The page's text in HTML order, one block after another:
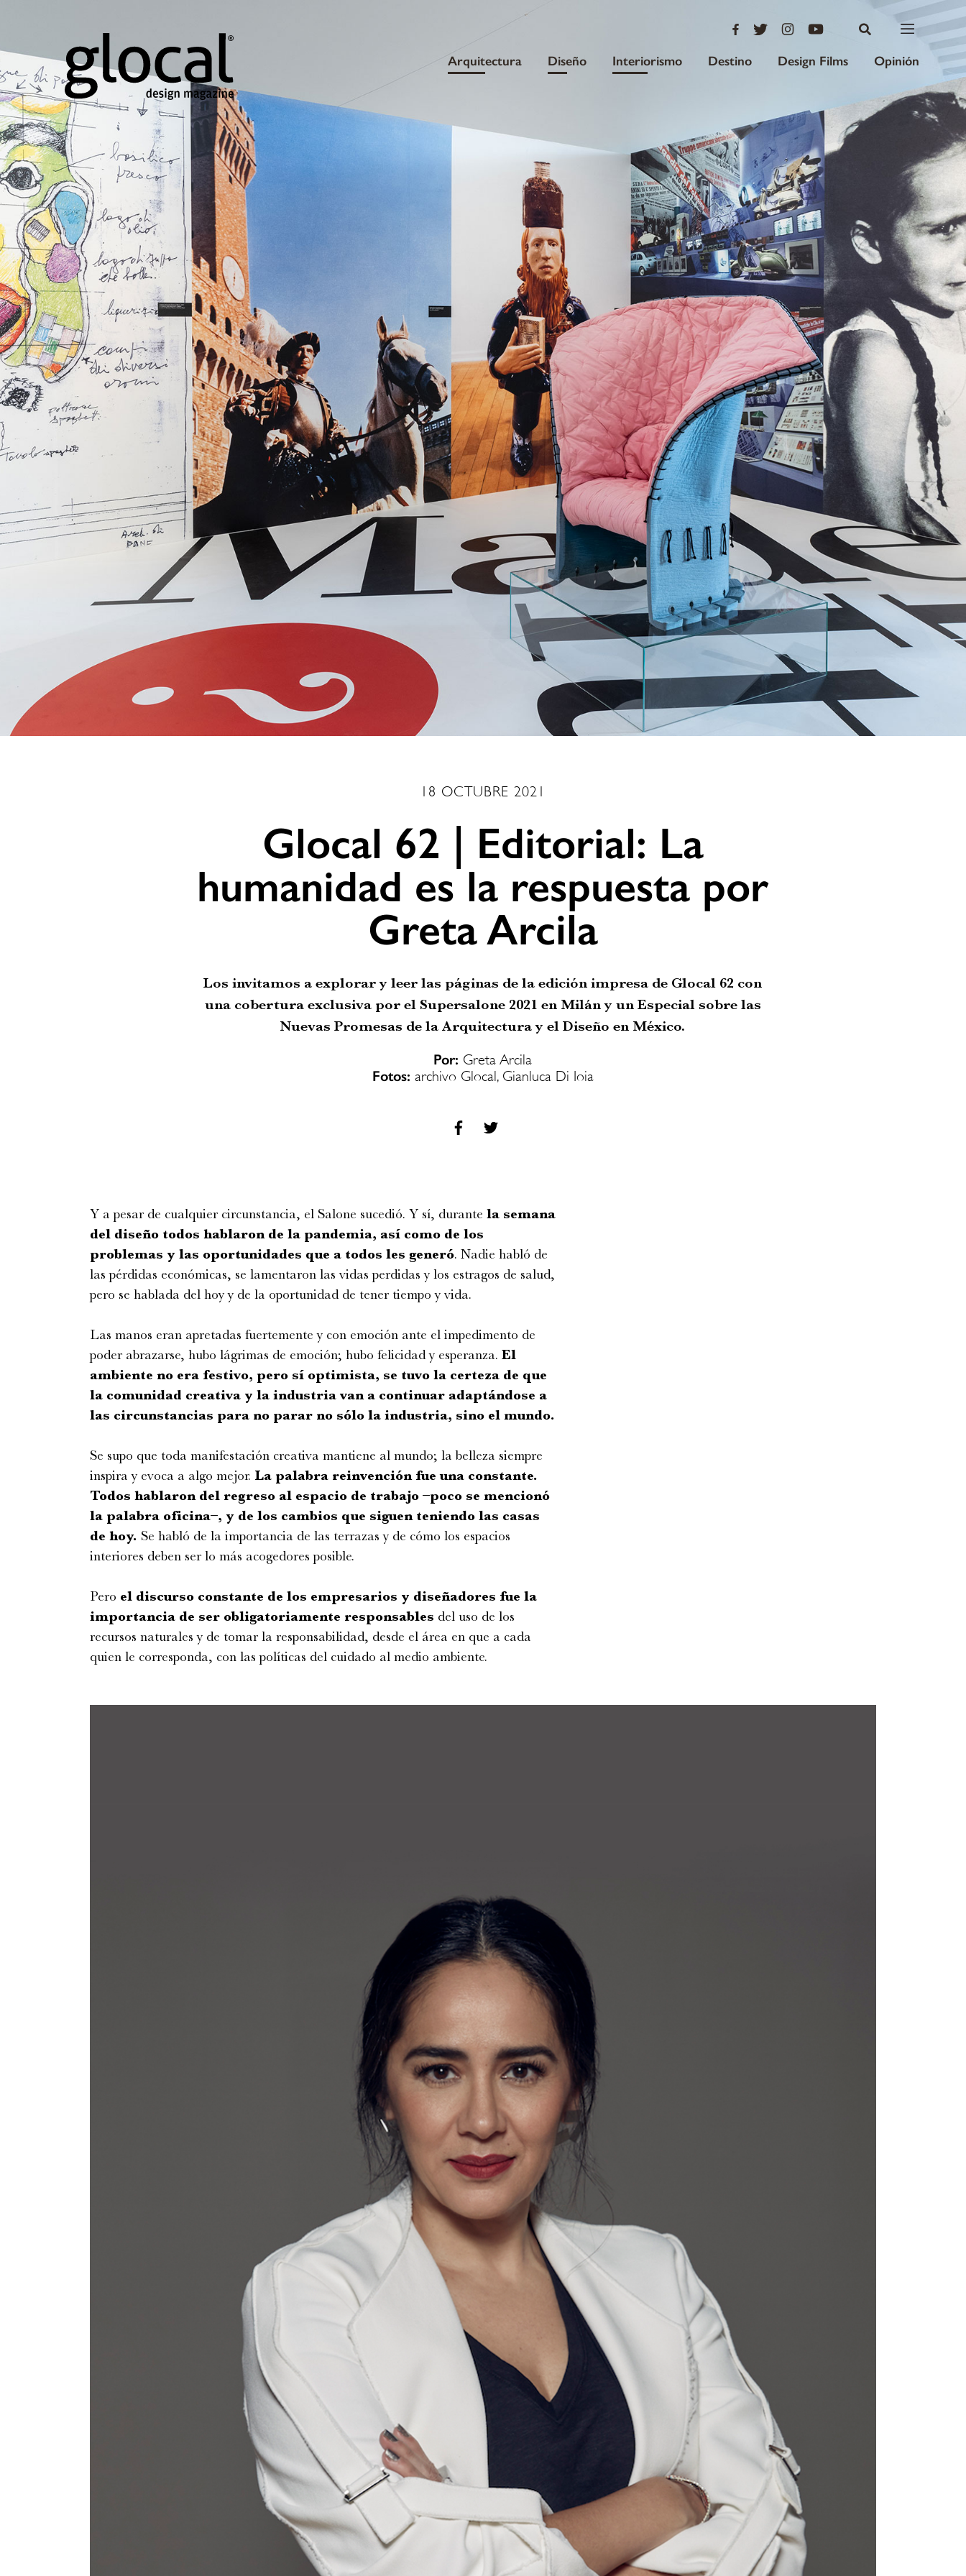
Arquitectura Diseño Interiorismo Destino Design Films Opinión
18 OCTUBRE 2021
Glocal 62 | Editorial: La
humanidad es la respuesta por
Greta Arcila
Los invitamos a explorar y leer las páginas de la edición impresa de Glocal 62 con
una cobertura exclusiva por el Supersalone 2021 en Milán y un Especial sobre las
Nuevas Promesas de la Arquitectura y el Diseño en México.
Por: Greta Arcila
Fotos: archivo Glocal, Gianluca Di Ioia
Y a pesar de cualquier circunstancia, el Salone sucedió. Y sí, durante la semana
del diseño todos hablaron de la pandemia, así como de los
problemas y las oportunidades que a todos les generó. Nadie habló de
las pérdidas económicas, se lamentaron las vidas perdidas y los estragos de salud,
pero se hablada del hoy y de la oportunidad de tener tiempo y vida.
Las manos eran apretadas fuertemente y con emoción ante el impedimento de
poder abrazarse, hubo lágrimas de emoción; hubo felicidad y esperanza. El
ambiente no era festivo, pero sí optimista, se tuvo la certeza de que
la comunidad creativa y la industria van a continuar adaptándose a
las circunstancias para no parar no sólo la industria, sino el mundo.
Se supo que toda manifestación creativa mantiene al mundo; la belleza siempre
inspira y evoca a algo mejor. La palabra reinvención fue una constante.
Todos hablaron del regreso al espacio de trabajo –poco se mencionó
la palabra oficina–, y de los cambios que siguen teniendo las casas
de hoy. Se habló de la importancia de las terrazas y de cómo los espacios
interiores deben ser lo más acogedores posible.
Pero el discurso constante de los empresarios y diseñadores fue la
importancia de ser obligatoriamente responsables del uso de los
recursos naturales y de tomar la responsabilidad, desde el área en que a cada
quien le corresponda, con las políticas del cuidado al medio ambiente.